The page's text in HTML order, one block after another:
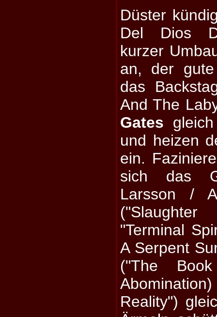
Düster
Del Dios
kurzer
an, der
das
And The
Gates
und heizen
ein.
sich das
Larsson /
"Terminal
A Serpent
("The
Reality")